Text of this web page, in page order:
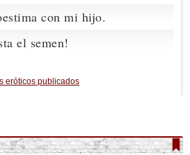
con mi hijo.
el semen!
eróticos publicados